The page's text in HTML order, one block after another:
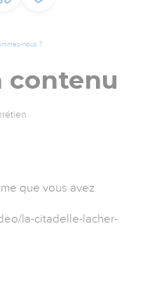
nous ?
contenu
que vous avez
la-citadelle-lacher-